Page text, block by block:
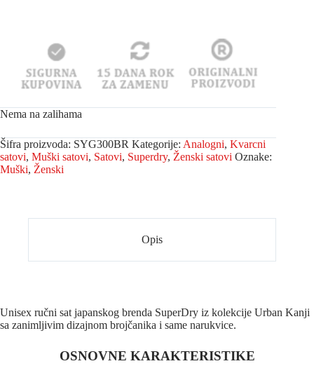
Nema na zalihama
Šifra proizvoda: SYG300BR Kategorije: Analogni, Kvarcni
satovi, Muški satovi, Satovi, Superdry, Ženski satovi Oznake:
Muški, Ženski
Opis
Unisex ručni sat japanskog brenda SuperDry iz kolekcije Urban Kanji
sa zanimljivim dizajnom brojčanika i same narukvice.
OSNOVNE KARAKTERISTIKE